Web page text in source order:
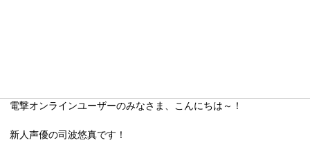
電撃オンラインユーザーのみなさま、こんにちは～！
新人声優の司波悠真です！